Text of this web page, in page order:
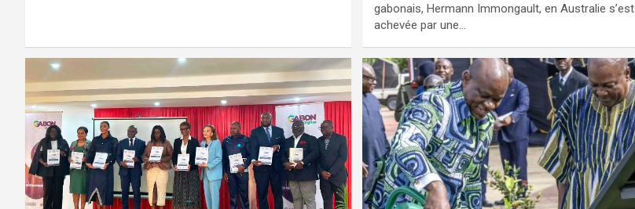
gabonais, Hermann Immongault, en Australie s’est
achevée par une…